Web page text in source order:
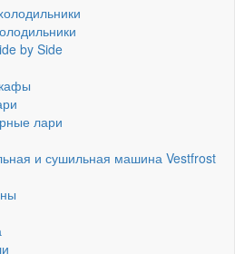
by Side
лари
и сушильная машина Vestfrost